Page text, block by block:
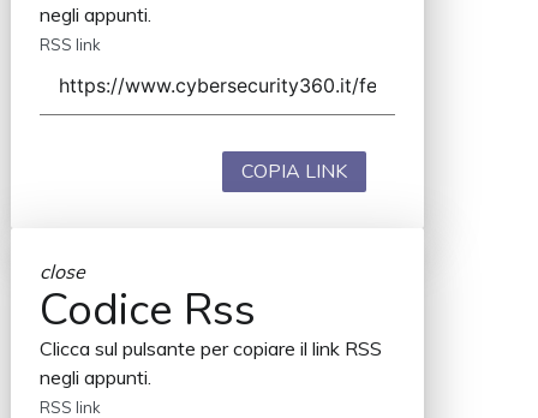
negli appunti.
RSS link
COPIA LINK
close
Codice Rss
Clicca sul pulsante per copiare il link RSS
negli appunti.
RSS link